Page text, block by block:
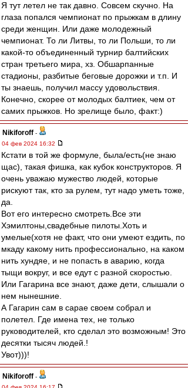
Я тут летел не так давно. Совсем скучно. На
глаза попался чемпионат по прыжкам в длину
среди женщин. Или даже молодежный
чемпионат. То ли Литвы, то ли Польши, то ли
какой-то объединенный турнир балтийских
стран третьего мира, хз. Обшарпанные
стадионы, разбитые беговые дорожки и т.п. И
ты знаешь, получил массу удовольствия.
Конечно, скорее от молодых балтиек, чем от
самих прыжков. Но зрелище было, факт:)
Nikiforoff -
04 фев 2024 16:32
Кстати в той же формуле, была/есть(не знаю
щас), такая фишка, как кубок конструкторов. Я
очень уважаю мужество людей, которые
рискуют так, кто за рулем, тут надо уметь тоже,
да.
Вот его интересно смотреть.Все эти
Хэмилтоны,свадебные пилоты.Хоть и
умелые(хотя не факт, что они умеют ездить, по
мкаду какому нить профессионально, на каком
нить хундяе, и не попасть в аварию, когда
тыщи вокруг, и все едут с разной скоростью.
Или Гагарина все знают, даже дети, слышали о
нем нынешние.
А Гагарин сам в сарае своем собрал и
полетел. Где имена тех, не только
руководителей, кто сделал это возможным! Это
десятки тысяч людей.!
Увот)))!
Nikiforoff -